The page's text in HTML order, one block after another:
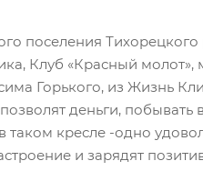
поселения
Клуб «Красный молот»,
Горького, из Жизнь
деньги, побывать
таком кресле -одно
и зарядят